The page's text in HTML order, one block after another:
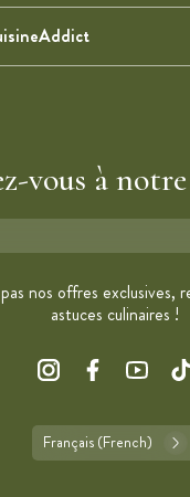
vous à
nos offres exclusives,
astuces culinaires !
Français (French)